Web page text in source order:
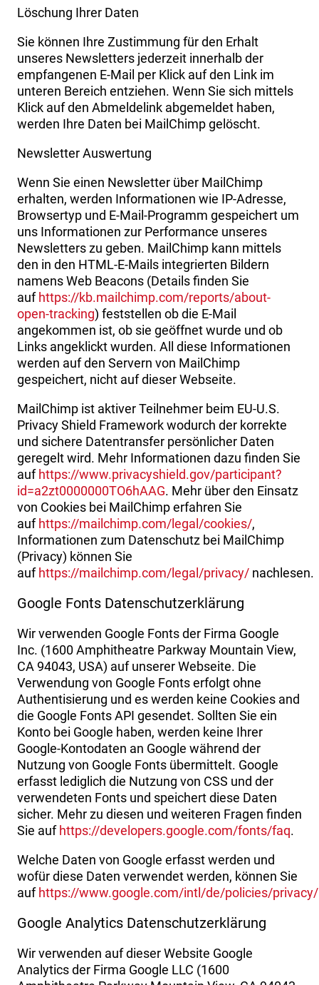
Löschung Ihrer Daten
Sie können Ihre Zustimmung für den Erhalt
unseres Newsletters jederzeit innerhalb der
empfangenen E-Mail per Klick auf den Link im
unteren Bereich entziehen. Wenn Sie sich mittels
Klick auf den Abmeldelink abgemeldet haben,
werden Ihre Daten bei MailChimp gelöscht.
Newsletter Auswertung
Wenn Sie einen Newsletter über MailChimp
erhalten, werden Informationen wie IP-Adresse,
Browsertyp und E-Mail-Programm gespeichert um
uns Informationen zur Performance unseres
Newsletters zu geben. MailChimp kann mittels
den in den HTML-E-Mails integrierten Bildern
namens Web Beacons (Details finden Sie
aufhttps://kb.mailchimp.com/reports/about-
open-tracking) feststellen ob die E-Mail
angekommen ist, ob sie geöffnet wurde und ob
Links angeklickt wurden. All diese Informationen
werden auf den Servern von MailChimp
gespeichert, nicht auf dieser Webseite.
MailChimp ist aktiver Teilnehmer beim EU-U.S.
Privacy Shield Framework wodurch der korrekte
und sichere Datentransfer persönlicher Daten
geregelt wird. Mehr Informationen dazu finden Sie
aufhttps://www.privacyshield.gov/participant?
id=a2zt0000000TO6hAAG. Mehr über den Einsatz
von Cookies bei MailChimp erfahren Sie
aufhttps://mailchimp.com/legal/cookies/,
Informationen zum Datenschutz bei MailChimp
(Privacy) können Sie
aufhttps://mailchimp.com/legal/privacy/ nachlesen.
Google Fonts Datenschutzerklärung
Wir verwenden Google Fonts der Firma Google
Inc. (1600 Amphitheatre Parkway Mountain View,
CA 94043, USA) auf unserer Webseite. Die
Verwendung von Google Fonts erfolgt ohne
Authentisierung und es werden keine Cookies and
die Google Fonts API gesendet. Sollten Sie ein
Konto bei Google haben, werden keine Ihrer
Google-Kontodaten an Google während der
Nutzung von Google Fonts übermittelt. Google
erfasst lediglich die Nutzung von CSS und der
verwendeten Fonts und speichert diese Daten
sicher. Mehr zu diesen und weiteren Fragen finden
Sie aufhttps://developers.google.com/fonts/faq.
Welche Daten von Google erfasst werden und
wofür diese Daten verwendet werden, können Sie
aufhttps://www.google.com/intl/de/policies/privacy/
Google Analytics Datenschutzerklärung
Wir verwenden auf dieser Website Google
Analytics der Firma Google LLC (1600